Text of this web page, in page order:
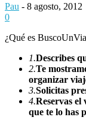
Pau - 8 agosto, 2012
0
¿Qué es
1.Describes
2.Te
organizar
3.Solicitas
4.Reservas el
que te lo has